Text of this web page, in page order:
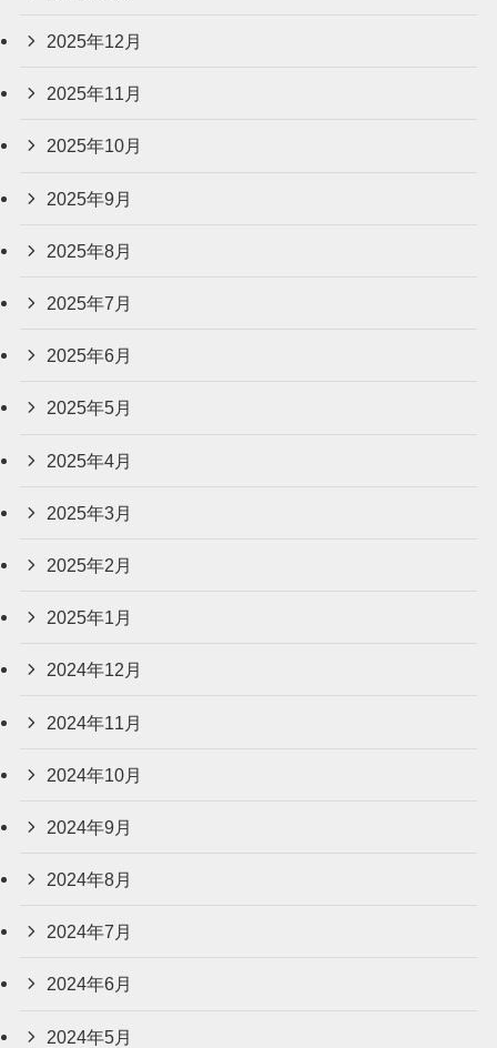
2025年12月
2025年11月
2025年10月
2025年9月
2025年8月
2025年7月
2025年6月
2025年5月
2025年4月
2025年3月
2025年2月
2025年1月
2024年12月
2024年11月
2024年10月
2024年9月
2024年8月
2024年7月
2024年6月
2024年5月